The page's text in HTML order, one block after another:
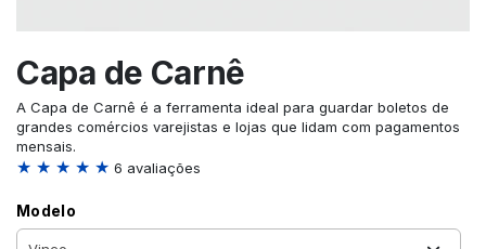
Capa de Carnê
A Capa de Carnê é a ferramenta ideal para guardar boletos de
grandes comércios varejistas e lojas que lidam com pagamentos
mensais.
★ ★ ★ ★ ★ 6 avaliações
Modelo